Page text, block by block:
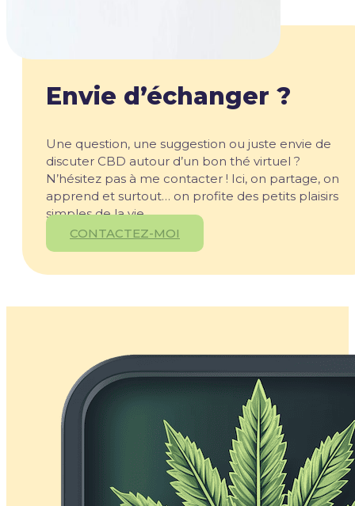
Envie d’échanger ?
Une question, une suggestion ou juste envie de
discuter CBD autour d’un bon thé virtuel ?
N’hésitez pas à me contacter ! Ici, on partage, on
apprend et surtout… on profite des petits plaisirs
simples de la vie.
CONTACTEZ-MOI